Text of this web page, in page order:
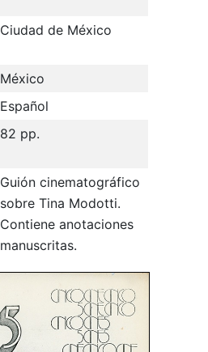
Ciudad de México
México
Español
82 pp.
Guión cinematográfico
sobre Tina Modotti.
Contiene anotaciones
manuscritas.